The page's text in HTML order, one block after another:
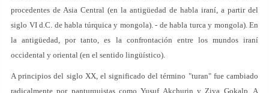
procedentes de Asia Central (en la antigüedad de habla iraní, a partir del
siglo VI d.C. de habla túrquica y mongola). - de habla turca y mongola). En
la antigüedad, por tanto, es la confrontación entre los mundos iraní
occidental y oriental (en el sentido lingüístico).
A principios del siglo XX, el significado del término "turan" fue cambiado
radicalmente por panturquistas como Yusuf Akchurin y Ziya Gokalp. A